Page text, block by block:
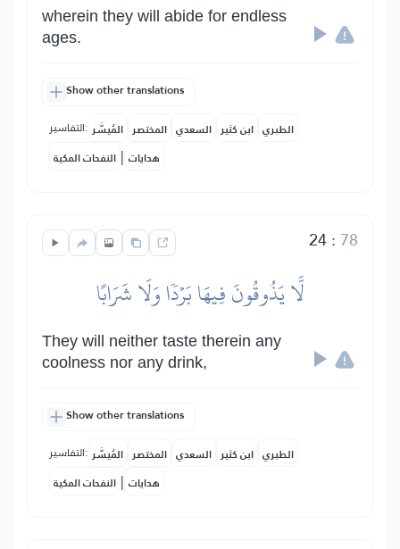
wherein they will abide for endless
ages.
Show other translations
التفاسير: المُيسَّر المختصر السعدي ابن كثير الطبري
النفحات المكية | هدايات
24: 78
لَّا يَذُوقُونَ فِيهَا بَرۡدٗا وَلَا شَرَابًا
They will neither taste therein any
coolness nor any drink,
Show other translations
التفاسير: المُيسَّر المختصر السعدي ابن كثير الطبري
النفحات المكية | هدايات